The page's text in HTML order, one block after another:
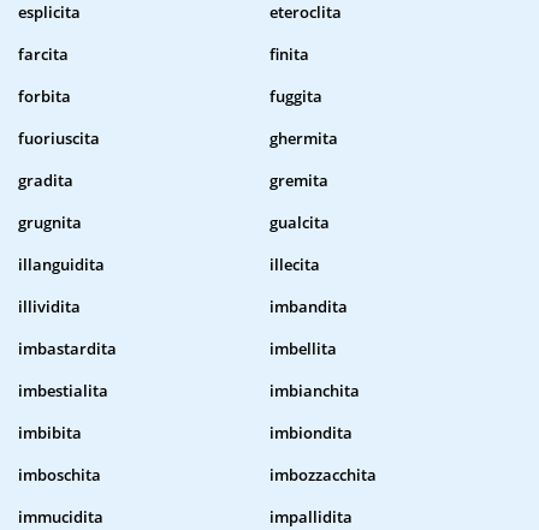
esplicita
eteroclita
farcita
finita
forbita
fuggita
fuoriuscita
ghermita
gradita
gremita
grugnita
gualcita
illanguidita
illecita
illividita
imbandita
imbastardita
imbellita
imbestialita
imbianchita
imbibita
imbiondita
imboschita
imbozzacchita
immucidita
impallidita